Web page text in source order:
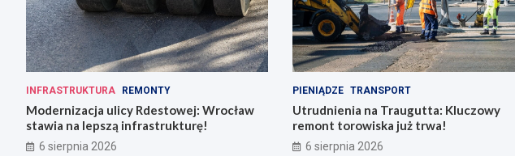
INFRASTRUKTURA REMONTY
Modernizacja ulicy Rdestowej: Wrocław
stawia na lepszą infrastrukturę!
6 sierpnia 2026
PIENIĄDZE TRANSPORT
Utrudnienia na Traugutta: Kluczowy
remont torowiska już trwa!
6 sierpnia 2026